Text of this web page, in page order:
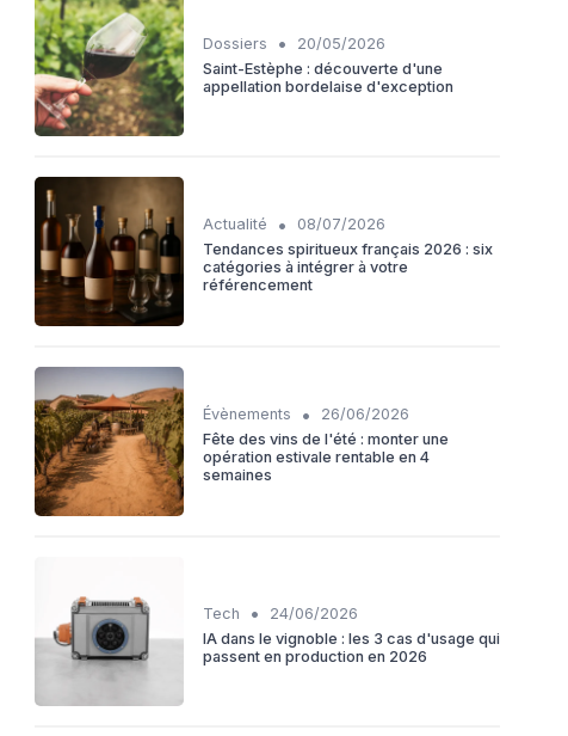
Dossiers •
20/05/2026
Saint-Estèphe : découverte d'une
appellation bordelaise d'exception
Actualité •
08/07/2026
Tendances spiritueux français 2026 : six
catégories à intégrer à votre
référencement
Évènements •
26/06/2026
Fête des vins de l'été : monter une
opération estivale rentable en 4
semaines
Tech •
24/06/2026
IA dans le vignoble : les 3 cas d'usage qui
passent en production en 2026